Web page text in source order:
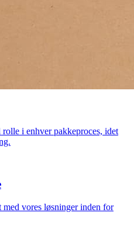
i enhver pakkeproces, idet
vores løsninger inden for